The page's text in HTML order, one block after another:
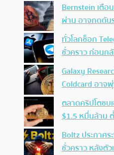
Bernstein เตือ
ผ่าน อาจกดดัน
ทั่วโลกช็อก
ชั่วคราว ก่อนก
Galaxy
Coldcard อาจ
ตลาดคริปโตซบ
$1.5 หมื่นล้าน
Boltz ประกาศร
ชั่วคราว หลังตั